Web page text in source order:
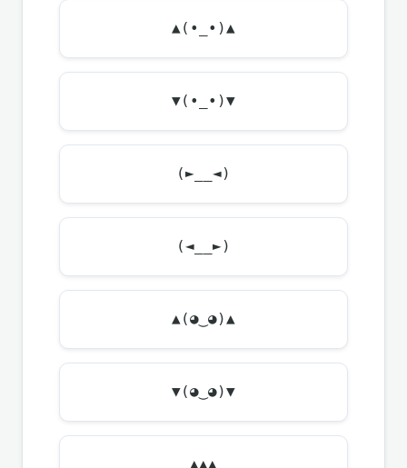
▲(•_•)▲
▼(•_•)▼
(►__◄)
(◄__►)
▲(◕‿◕)▲
▼(◕‿◕)▼
▲▲▲